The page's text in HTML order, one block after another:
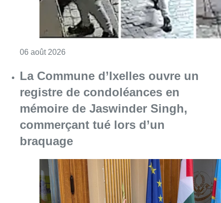
braquage
06 août 2026 Consulter l'article "La Commune d’Ixelles